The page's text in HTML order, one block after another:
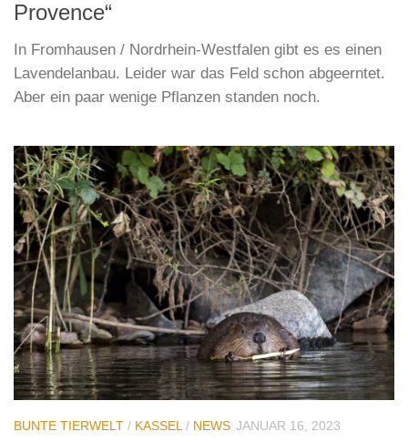
Provence“
In Fromhausen / Nordrhein-Westfalen gibt es es einen
Lavendelanbau. Leider war das Feld schon abgeerntet.
Aber ein paar wenige Pflanzen standen noch.
BUNTE TIERWELT / KASSEL / NEWS JANUAR 16, 2023